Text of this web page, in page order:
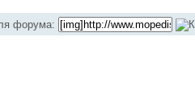
форума: